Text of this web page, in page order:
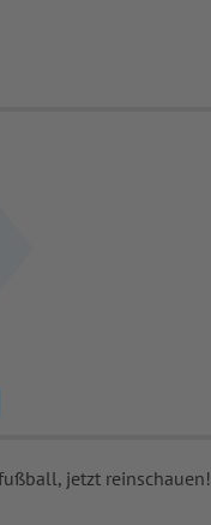
jetzt reinschauen!